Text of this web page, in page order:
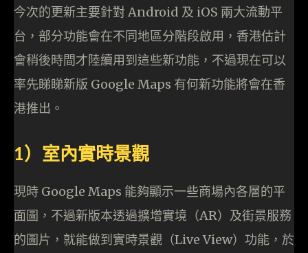
今次的更新主要針對 Android 及 iOS 兩大流動平
台，部分功能會在不同地區分階段啟用，香港估計
會稍後時間才陸續用到這些新功能，不過現在可以
率先睇睇新版 Google Maps 有何新功能將會在香
港推出。
1）室內實時景觀
現時 Google Maps 能夠顯示一些商場內各層的平
面圖，不過新版本透過擴增實境（AR）及街景服務
的圖片，就能做到實時景觀（Live View）功能，於